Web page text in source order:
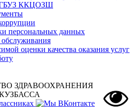
ГБУЗ ККЦОЗШ
персональных данных
оценки качества оказания услуг
ЗДРАВООХРАНЕНИЯ